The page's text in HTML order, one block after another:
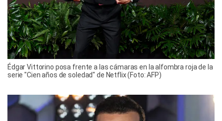
Édgar Vittorino posa frente a las cámaras en la alfombra roja de la
serie "Cien años de soledad" de Netflix (Foto: AFP)